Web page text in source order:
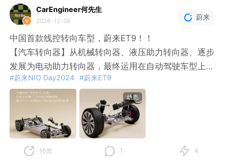
CarEngineer何先生
2024-12-09 蔚来
中国首款线控转向车型，蔚来ET9！！
【汽车转向器】从机械转向器、液压助力转向器、逐步
发展为电动助力转向器，最终运用在自动驾驶车型上。
▶现状
2013年英菲尼迪在Q50L车型上首次搭载线控转向技
术，但仍然保留了机械转向结构，且上市
不到两年就因线控转向系统存在安全问题而进行大规模
召回，后续车型也取消了该技术。
#蔚来NIO Day2024 #蔚来ET9
动态
转发 1 4